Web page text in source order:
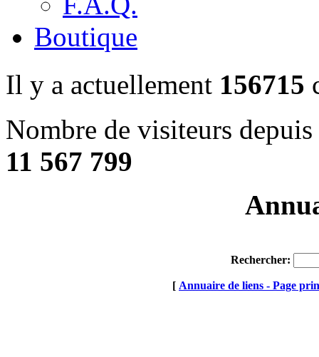
Boutique
Il y a actuellement 156715
Nombre de visiteurs
11 567 799
Rechercher:
[ Annuaire de liens - Page